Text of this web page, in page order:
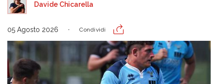
Davide Chicarella
05 Agosto 2026 Condividi